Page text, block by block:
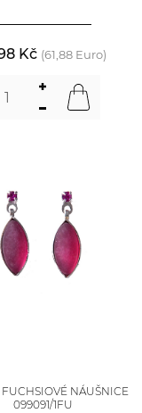
Kč (61,88 Euro)
FUCHSIOVÉ NÁUŠNICE
099091/1FU